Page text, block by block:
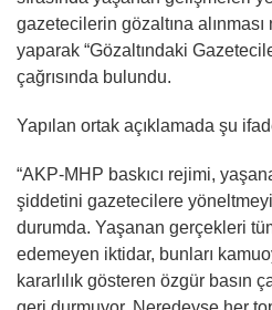
gazetecilerin gözaltına
yaparak “Gözaltındaki
çağrısında bulundu.
Yapılan ortak açıklamada şu
“AKP-MHP baskıcı rejimi,
şiddetini gazetecilere
durumda. Yaşanan gerçekleri
edemeyen iktidar, bunları
kararlılık gösteren özgür basın